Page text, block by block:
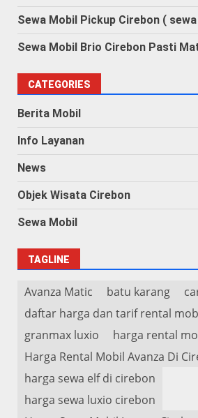
Sewa Mobil Pickup Cirebon (
Sewa Mobil Brio Cirebon Pasti
CATEGORIES
Berita Mobil
Info Layanan
News
Objek Wisata Cirebon
Sewa Mobil
TAGLINE
Avanza Matic batu karang
daftar harga dan tarif rental
granmax luxio
harga rental
Harga Rental Mobil Avanza Di
harga sewa elf di cirebon
harga sewa luxio cirebon